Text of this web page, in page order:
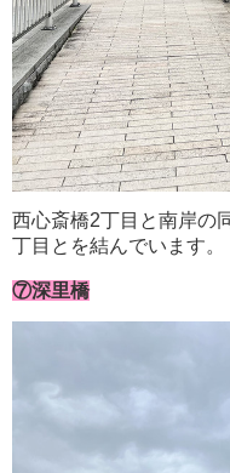
西心斎橋2丁目と南岸の
丁目とを結んでいます。
⑦深里橋